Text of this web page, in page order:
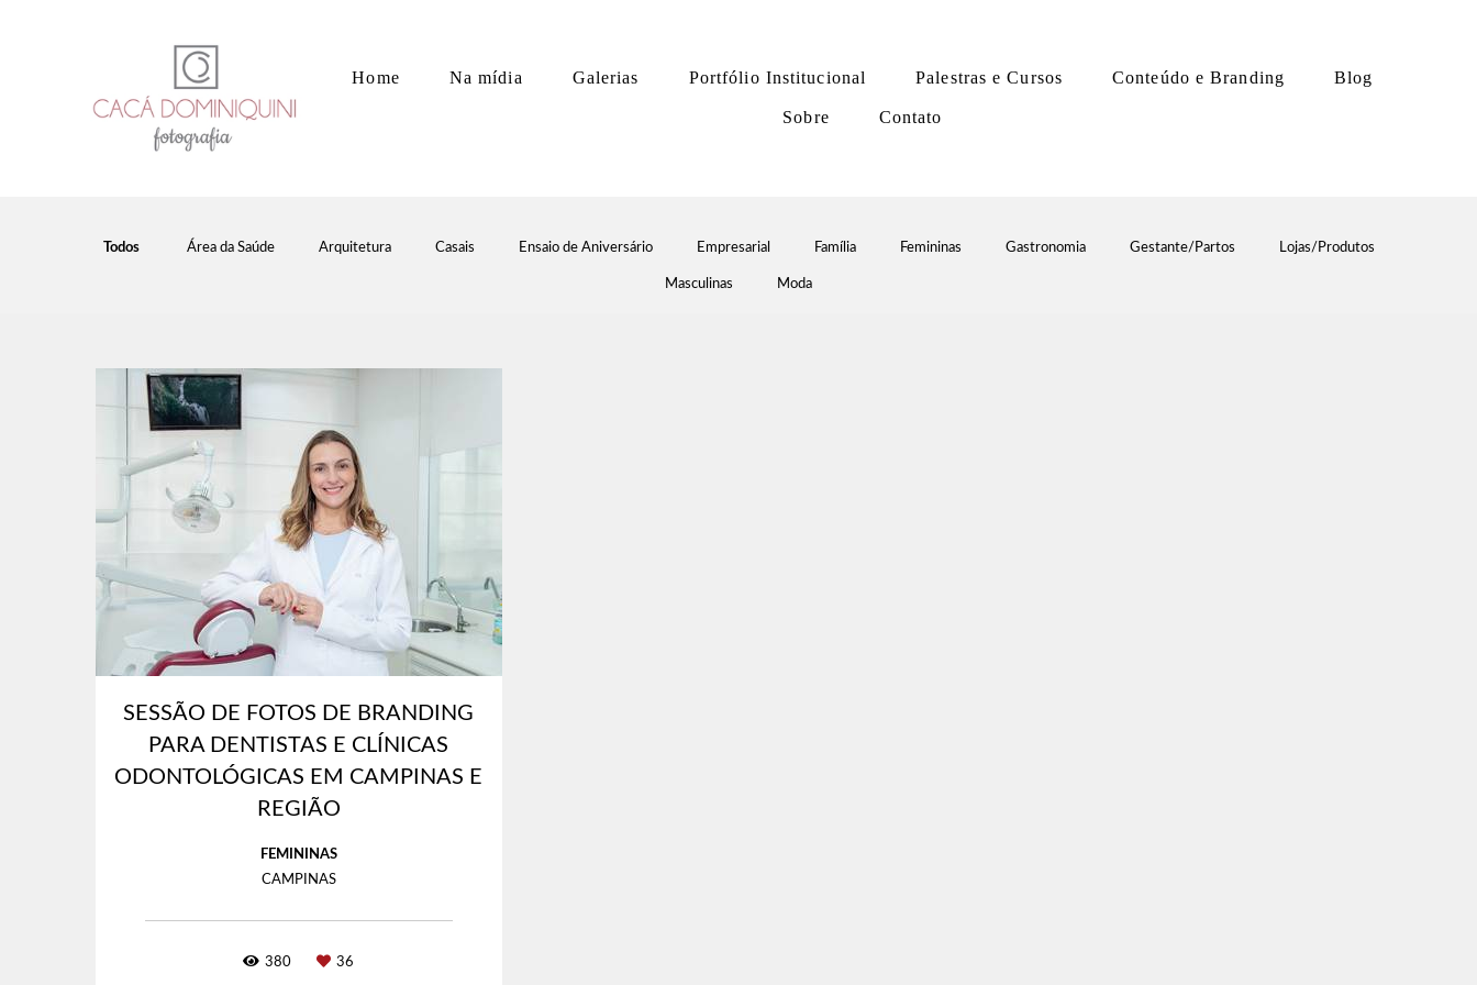
Home Na mídia Galerias Portfólio Institucional Palestras e Cursos Conteúdo e Branding Blog
Sobre Contato
Todos Área da Saúde Arquitetura Casais Ensaio de Aniversário Empresarial Família Femininas Gastronomia Gestante/Partos Lojas/Produtos
Masculinas Moda
SESSÃO DE FOTOS DE BRANDING
PARA DENTISTAS E CLÍNICAS
ODONTOLÓGICAS EM CAMPINAS E
REGIÃO
FEMININAS
CAMPINAS
380 36